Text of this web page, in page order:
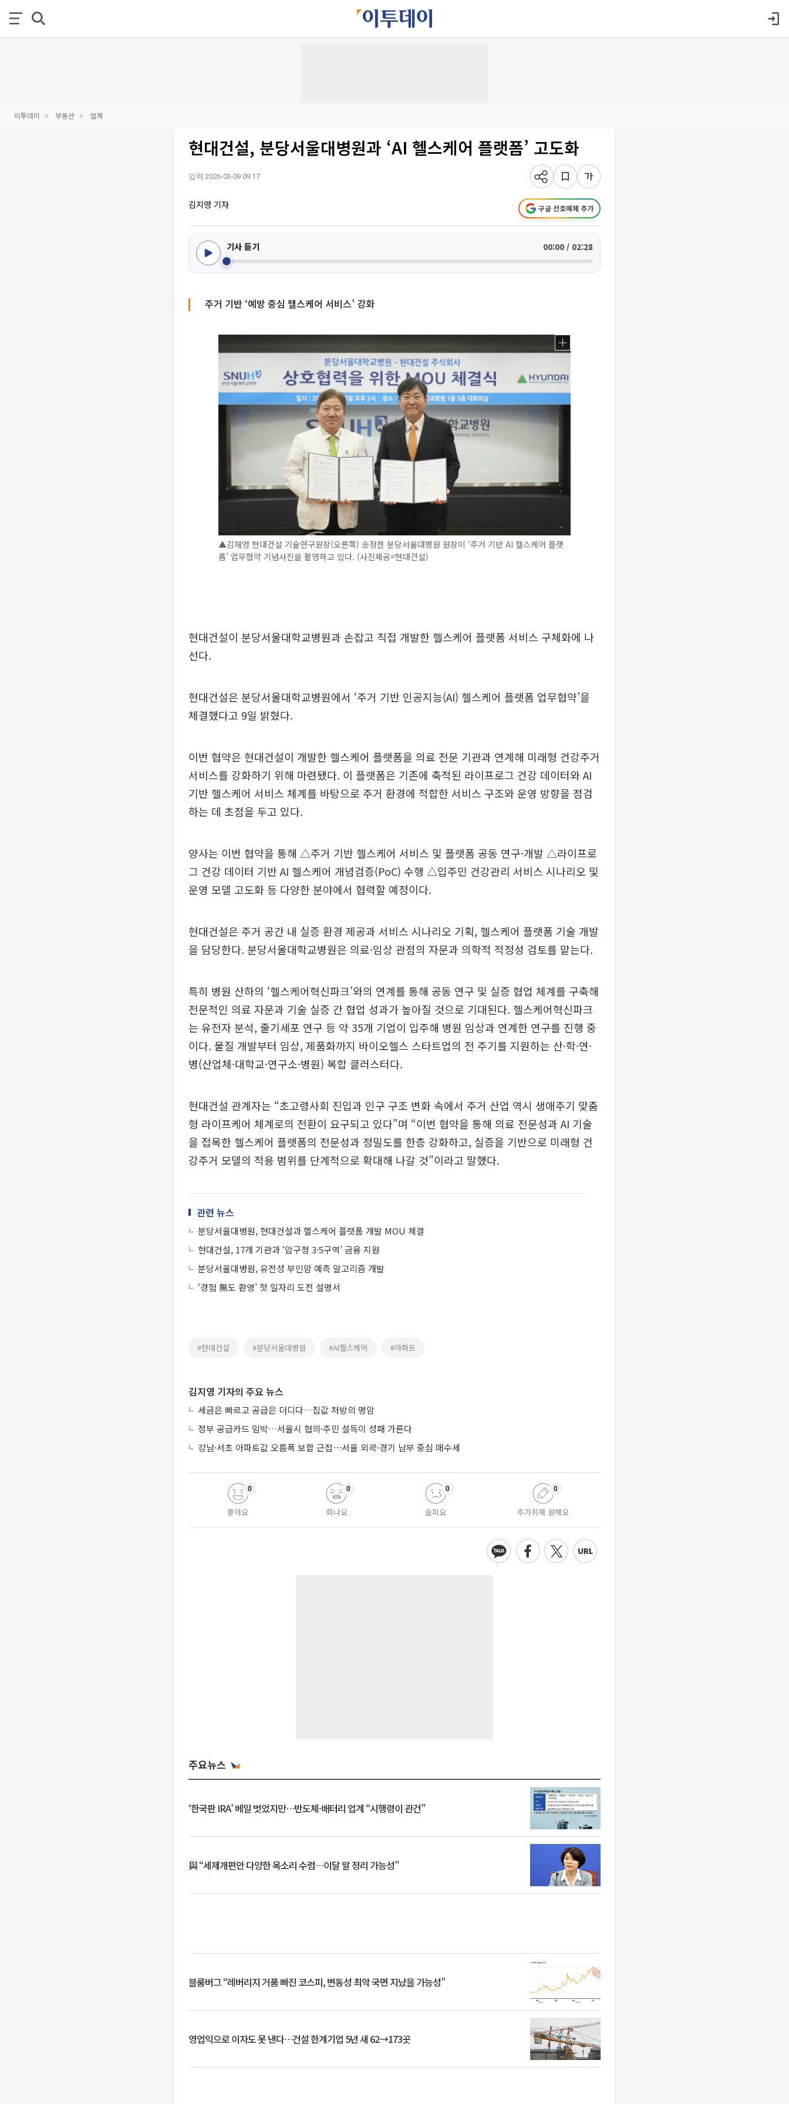
이투데이 부동산 업계
현대건설, 분당서울대병원과 ‘AI 헬스케어 플랫폼’ 고도화
입력 2026-03-09 09:17
김지영 기자 구글 선호매체 추가
기사 듣기 00:00 / 02:28
주거 기반 ‘예방 중심 헬스케어 서비스’ 강화
▲김재영 현대건설 기술연구원장(오른쪽) 송정한 분당서울대병원 원장이 ‘주거 기반 AI 헬스케어 플랫
폼’ 업무협약 기념사진을 촬영하고 있다. (사진제공=현대건설)
현대건설이 분당서울대학교병원과 손잡고 직접 개발한 헬스케어 플랫폼 서비스 구체화에 나
선다.
현대건설은 분당서울대학교병원에서 ‘주거 기반 인공지능(AI) 헬스케어 플랫폼 업무협약’을
체결했다고 9일 밝혔다.
이번 협약은 현대건설이 개발한 헬스케어 플랫폼을 의료 전문 기관과 연계해 미래형 건강주거
서비스를 강화하기 위해 마련됐다. 이 플랫폼은 기존에 축적된 라이프로그 건강 데이터와 AI
기반 헬스케어 서비스 체계를 바탕으로 주거 환경에 적합한 서비스 구조와 운영 방향을 점검
하는 데 초점을 두고 있다.
양사는 이번 협약을 통해 △주거 기반 헬스케어 서비스 및 플랫폼 공동 연구·개발 △라이프로
그 건강 데이터 기반 AI 헬스케어 개념검증(PoC) 수행 △입주민 건강관리 서비스 시나리오 및
운영 모델 고도화 등 다양한 분야에서 협력할 예정이다.
현대건설은 주거 공간 내 실증 환경 제공과 서비스 시나리오 기획, 헬스케어 플랫폼 기술 개발
을 담당한다. 분당서울대학교병원은 의료·임상 관점의 자문과 의학적 적정성 검토를 맡는다.
특히 병원 산하의 ‘헬스케어혁신파크’와의 연계를 통해 공동 연구 및 실증 협업 체계를 구축해
전문적인 의료 자문과 기술 실증 간 협업 성과가 높아질 것으로 기대된다. 헬스케어혁신파크
는 유전자 분석, 줄기세포 연구 등 약 35개 기업이 입주해 병원 임상과 연계한 연구를 진행 중
이다. 물질 개발부터 임상, 제품화까지 바이오헬스 스타트업의 전 주기를 지원하는 산·학·연·
병(산업체·대학교·연구소·병원) 복합 클러스터다.
현대건설 관계자는 “초고령사회 진입과 인구 구조 변화 속에서 주거 산업 역시 생애주기 맞춤
형 라이프케어 체계로의 전환이 요구되고 있다”며 “이번 협약을 통해 의료 전문성과 AI 기술
을 접목한 헬스케어 플랫폼의 전문성과 정밀도를 한층 강화하고, 실증을 기반으로 미래형 건
강주거 모델의 적용 범위를 단계적으로 확대해 나갈 것”이라고 말했다.
관련 뉴스
분당서울대병원, 현대건설과 헬스케어 플랫폼 개발 MOU 체결
현대건설, 17개 기관과 ‘압구정 3·5구역’ 금융 지원
분당서울대병원, 유전성 부인암 예측 알고리즘 개발
‘경험 無도 환영’ 첫 일자리 도전 설명서
#현대건설 #분당서울대병원 #AI헬스케어 #아파트
김지영 기자의 주요 뉴스
세금은 빠르고 공급은 더디다…집값 처방의 명암
정부 공급카드 임박…서울시 협의·주민 설득이 성패 가른다
강남·서초 아파트값 오름폭 보합 근접⋯서울 외곽·경기 남부 중심 매수세
좋아요
0
화나요
0
슬퍼요
0
추가취재 원해요
0
주요뉴스
‘한국판 IRA’ 베일 벗었지만…반도체·배터리 업계 “시행령이 관건”
與 “세제개편안 다양한 목소리 수렴…이달 말 정리 가능성”
블룸버그 “레버리지 거품 빠진 코스피, 변동성 최악 국면 지났을 가능성”
영업익으로 이자도 못 낸다…건설 한계기업 5년 새 62→173곳